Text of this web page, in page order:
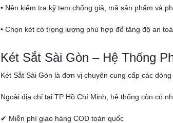
• Nên kiểm tra kỹ tem chống giả, mã sản phẩm và
• Chọn két có trọng lượng phù hợp để tăng độ an
Két Sắt Sài Gòn – Hệ Thống
Két Sắt Sài Gòn là đơn vị chuyên cung cấp các
Ngoài địa chỉ tại TP Hồ Chí Minh, hệ thống còn có
✔ Miễn phí giao hàng COD toàn quốc